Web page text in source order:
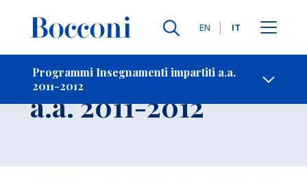
Lingue
EN IT
Programmi Insegnamenti impartiti a.a.
2011-2012
-
Insegnamento
a.a. 2011-2012